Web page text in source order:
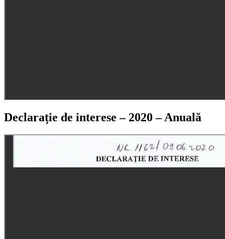
Declarație de interese – 2020 – Anuală